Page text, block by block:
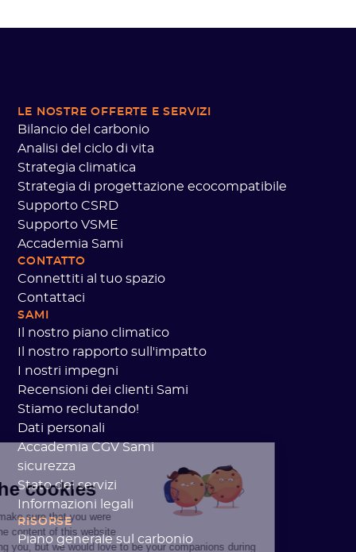
LE NOSTRE OFFERTE E SERVIZI
Bilancio del carbonio
Analisi del ciclo di vita
Strategia climatica
Strategia di progettazione ecocompatibile
Supporto CSRD
Supporto VSME
Accademia Sami
CONTATTO
Connettiti al tuo spazio
Contattaci
SAMI
Il nostro piano climatico
Il nostro rapporto sull'impatto
I nostri impegni
Recensioni dei clienti Sami
Stiamo reclutando!
Dati personali
Accademia CGV Sami
sicurezza
Stato dei servizi
Informazioni legali
RISORSE
Piano generale sul carbonio
the cookies
to make sure that you were
in the content of this website
bothering you, but we would love to be your companions during